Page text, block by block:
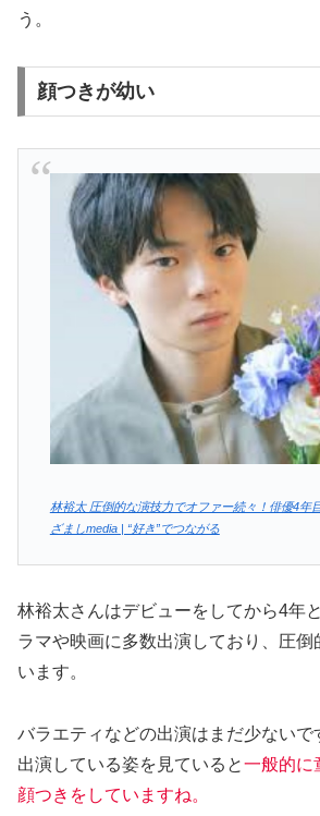
う。
顔つきが幼い
林裕太 圧倒的な演技力でオファー続々！俳優4年
ざましmedia | “好き”でつながる
林裕太さんはデビューをしてから4年
ラマや映画に多数出演しており、圧倒
います。
バラエティなどの出演はまだ少ないで
出演している姿を見ていると一般的に
顔つきをしていますね。